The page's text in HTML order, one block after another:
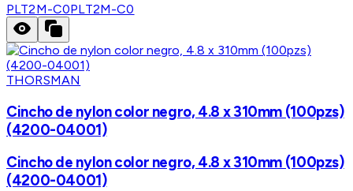
PLT2M-C0PLT2M-C0
THORSMAN
Cincho de nylon color negro, 4.8 x 310mm (100pzs)
(4200-04001)
Cincho de nylon color negro, 4.8 x 310mm (100pzs)
(4200-04001)